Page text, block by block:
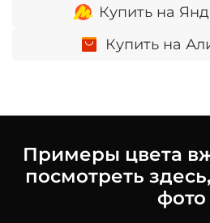
Купить на
Купить на
Примеры цвета
посмотреть
фото